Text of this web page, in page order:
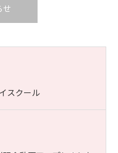
せ
スクール